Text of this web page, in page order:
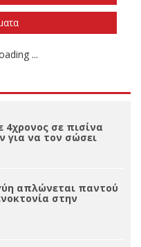
του 2027
απαντώ
4χρονος σε πισίνα
να τον σώσει